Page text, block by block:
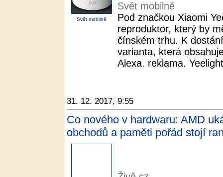
Svět mobilně
Svět mobilně
Pod značkou Xiaomi
reproduktor, který by
čínském trhu. K
varianta, která
Alexa. reklama.
31. 12. 2017, 9:55
Co nového v hardwaru: AMD
obchodů a paměti pořád stojí